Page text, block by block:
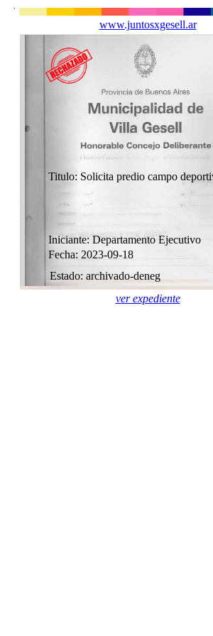
Titulo: Solicita predio campo
Fecha: 2023-09-18
Estado: archivado-deneg
Iniciante: Departamento Ejecutivo
www.juntosxgesell.ar
ver expediente